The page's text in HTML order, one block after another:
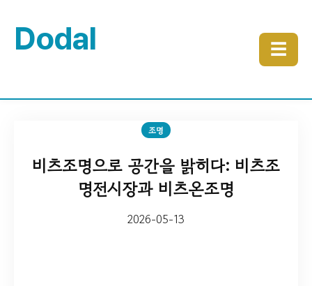
Dodal ☰
조명
비츠조명으로 공간을 밝히다: 비츠조
명전시장과 비츠온조명
2026-05-13